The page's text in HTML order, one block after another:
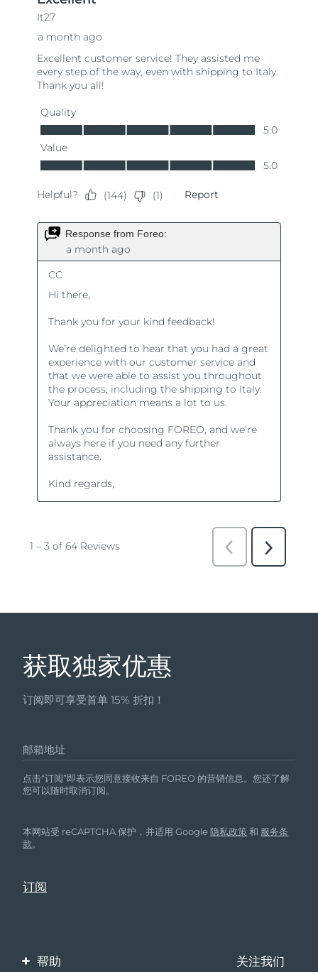
获取独家优惠
订阅即可享受首单 15% 折扣！
邮箱地址
点击“订阅”即表示您同意接收来自 FOREO 的营销信息。您还了解
您可以随时取消订阅。
本网站受 reCAPTCHA 保护，并适用 Google隐私政策 和 服务条
款。
帮助 关注我们